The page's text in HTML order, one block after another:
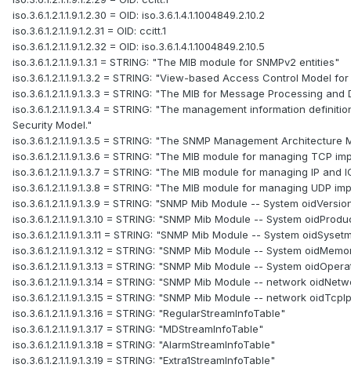
iso.3.6.1.2.1.1.9.1.2.30 = OID: iso.3.6.1.4.1.1004849.2.10.2
iso.3.6.1.2.1.1.9.1.2.31 = OID: ccitt.1
iso.3.6.1.2.1.1.9.1.2.32 = OID: iso.3.6.1.4.1.1004849.2.10.5
iso.3.6.1.2.1.1.9.1.3.1 = STRING: "The MIB module for SNMPv2 entities"
iso.3.6.1.2.1.1.9.1.3.2 = STRING: "View-based Access Control Model for
iso.3.6.1.2.1.1.9.1.3.3 = STRING: "The MIB for Message Processing
iso.3.6.1.2.1.1.9.1.3.4 = STRING: "The management information
Security Model."
iso.3.6.1.2.1.1.9.1.3.5 = STRING: "The SNMP Management Architecture
iso.3.6.1.2.1.1.9.1.3.6 = STRING: "The MIB module for managing TCP
iso.3.6.1.2.1.1.9.1.3.7 = STRING: "The MIB module for managing IP and
iso.3.6.1.2.1.1.9.1.3.8 = STRING: "The MIB module for managing UDP
iso.3.6.1.2.1.1.9.1.3.9 = STRING: "SNMP Mib Module -- System
iso.3.6.1.2.1.1.9.1.3.10 = STRING: "SNMP Mib Module -- System
iso.3.6.1.2.1.1.9.1.3.11 = STRING: "SNMP Mib Module -- System
iso.3.6.1.2.1.1.9.1.3.12 = STRING: "SNMP Mib Module -- System
iso.3.6.1.2.1.1.9.1.3.13 = STRING: "SNMP Mib Module -- System
iso.3.6.1.2.1.1.9.1.3.14 = STRING: "SNMP Mib Module -- network
iso.3.6.1.2.1.1.9.1.3.15 = STRING: "SNMP Mib Module -- network
iso.3.6.1.2.1.1.9.1.3.16 = STRING: "RegularStreamInfoTable"
iso.3.6.1.2.1.1.9.1.3.17 = STRING: "MDStreamInfoTable"
iso.3.6.1.2.1.1.9.1.3.18 = STRING: "AlarmStreamInfoTable"
iso.3.6.1.2.1.1.9.1.3.19 = STRING: "Extra1StreamInfoTable"